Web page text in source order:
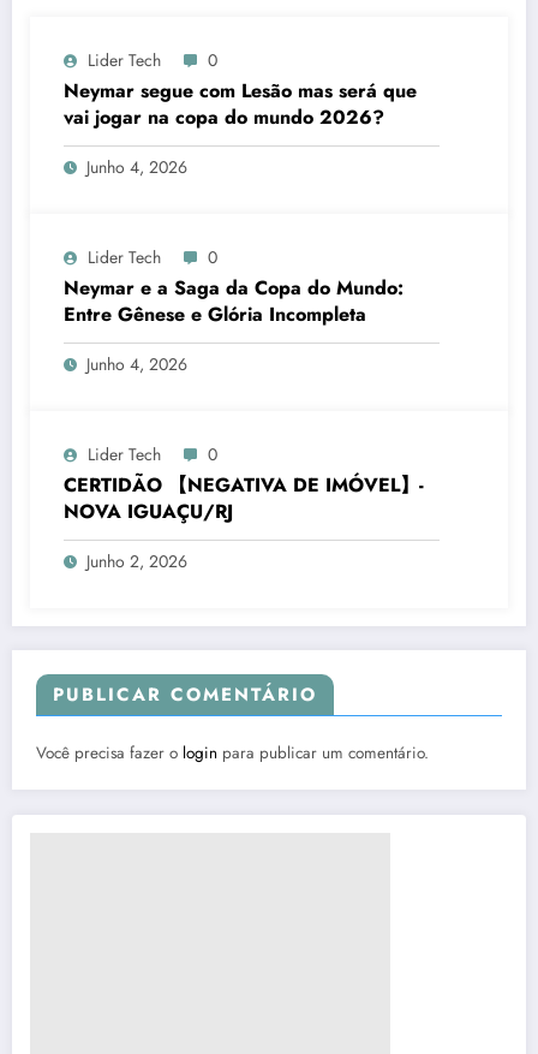
Lider Tech 0
Neymar segue com Lesão mas será que
vai jogar na copa do mundo 2026?
Junho 4, 2026
Lider Tech 0
Neymar e a Saga da Copa do Mundo:
Entre Gênese e Glória Incompleta
Junho 4, 2026
Lider Tech 0
CERTIDÃO 【NEGATIVA DE IMÓVEL】-
NOVA IGUAÇU/RJ
Junho 2, 2026
PUBLICAR COMENTÁRIO
Você precisa fazer o login para publicar um comentário.